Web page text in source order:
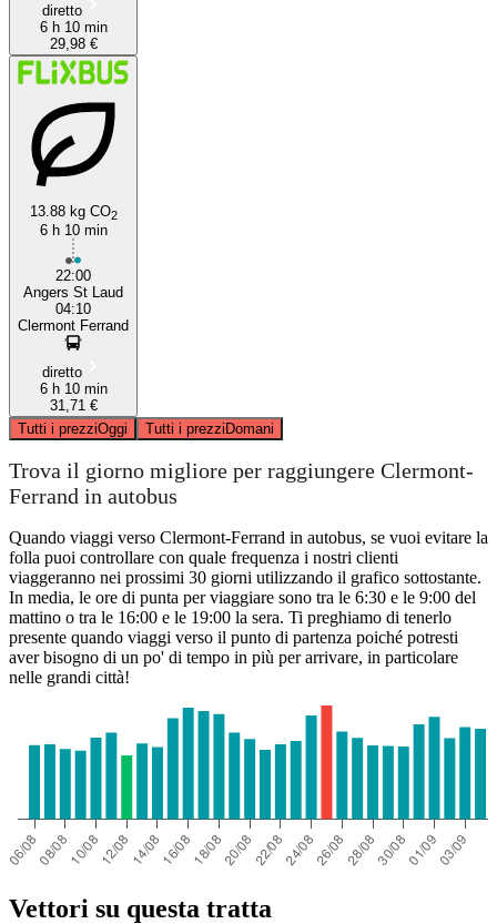
diretto
6 h 10 min
29,98 €
13.88 kg CO2
6 h 10 min
22:00
Angers St Laud
04:10
Clermont Ferrand
diretto
6 h 10 min
31,71 €
Tutti i prezziOggi Tutti i prezziDomani
Trova il giorno migliore per raggiungere Clermont-
Ferrand in autobus
Quando viaggi verso Clermont-Ferrand in autobus, se vuoi evitare la
folla puoi controllare con quale frequenza i nostri clienti
viaggeranno nei prossimi 30 giorni utilizzando il grafico sottostante.
In media, le ore di punta per viaggiare sono tra le 6:30 e le 9:00 del
mattino o tra le 16:00 e le 19:00 la sera. Ti preghiamo di tenerlo
presente quando viaggi verso il punto di partenza poiché potresti
aver bisogno di un po' di tempo in più per arrivare, in particolare
nelle grandi città!
Vettori su questa tratta